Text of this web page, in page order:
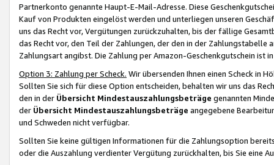
Partnerkonto genannte Haupt-E-Mail-Adresse. Diese
Kauf von Produkten eingelöst werden und unterliegen unseren
uns das Recht vor, Vergütungen zurückzuhalten, bis der fällige
das Recht vor, den Teil der Zahlungen, der den in der
Zahlungsart angibst. Die Zahlung per Amazon-Geschenkgutschein ist
Option 3: Zahlung per Scheck. Wir übersenden Ihnen einen Scheck in
Sollten Sie sich für diese Option entscheiden, behalten wir uns das
den in der Übersicht Mindestauszahlungsbeträge genannten
der Übersicht Mindestauszahlungsbeträge angegebene
und Schweden nicht verfügbar.
Sollten Sie keine gültigen Informationen für die Zahlungsoption
oder die Auszahlung verdienter Vergütung zurückhalten, bis Sie